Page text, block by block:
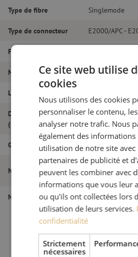
Type de fibre Singlemode
Type de connecteur E2000/APC -
Fibretype
Nombre de fibres Simplex
Longueur
Diamètre extérieur
(mm)
Grade B
Nom de l'article
Jarretière
E2000/APC-
Numéro d'article M20000538
Ce site web utilise
cookies
Nous utilisons des cookies
personnaliser le contenu,
analyser notre trafic. Nous
également des
utilisation de notre site avec
partenaires de publicité et
peuvent les combiner avec
informations que vous leur
ou qu'ils ont collectées lors
utilisation de leurs services.
confidentialité
Strictement
nécessaires